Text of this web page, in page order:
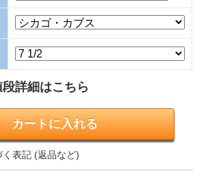
詳細はこちら
表記 (返品など)